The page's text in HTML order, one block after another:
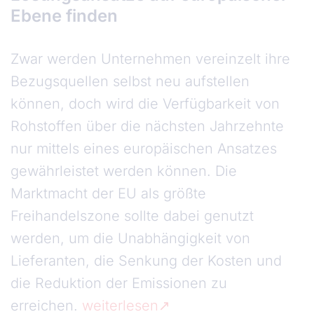
Ebene finden
Zwar werden Unternehmen vereinzelt ihre
Bezugsquellen selbst neu aufstellen
können, doch wird die Verfügbarkeit von
Rohstoffen über die nächsten Jahrzehnte
nur mittels eines europäischen Ansatzes
gewährleistet werden können. Die
Marktmacht der EU als größte
Freihandelszone sollte dabei genutzt
werden, um die Unabhängigkeit von
Lieferanten, die Senkung der Kosten und
die Reduktion der Emissionen zu
erreichen. weiterlesen